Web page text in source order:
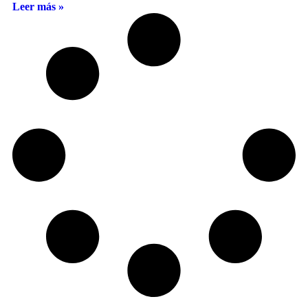
Leer más »